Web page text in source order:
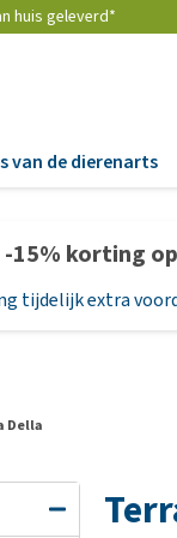
huis geleverd*
Hondenbrokken
Natvoer
Graanvrij
Glutenvrij
van de dierenarts
15% korting
tijdelijk extra
Della